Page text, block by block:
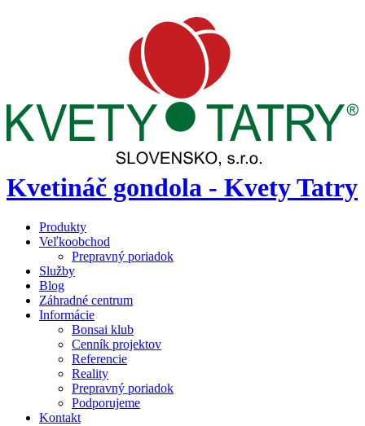
Kvetináč gondola - Kvety Tatry
Produkty
Veľkoobchod
Prepravný poriadok
Služby
Blog
Záhradné centrum
Informácie
Bonsai klub
Cenník projektov
Referencie
Reality
Prepravný poriadok
Podporujeme
Kontakt